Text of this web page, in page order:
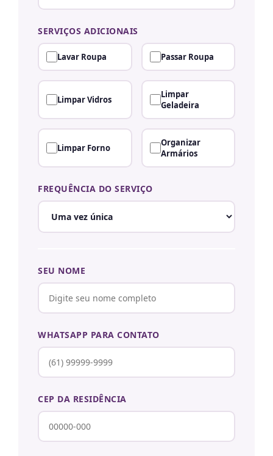
SERVIÇOS ADICIONAIS
Lavar Roupa Passar Roupa
Limpar Vidros
Limpar
Geladeira
Limpar Forno
Organizar
Armários
FREQUÊNCIA DO SERVIÇO
SEU NOME
WHATSAPP PARA CONTATO
CEP DA RESIDÊNCIA